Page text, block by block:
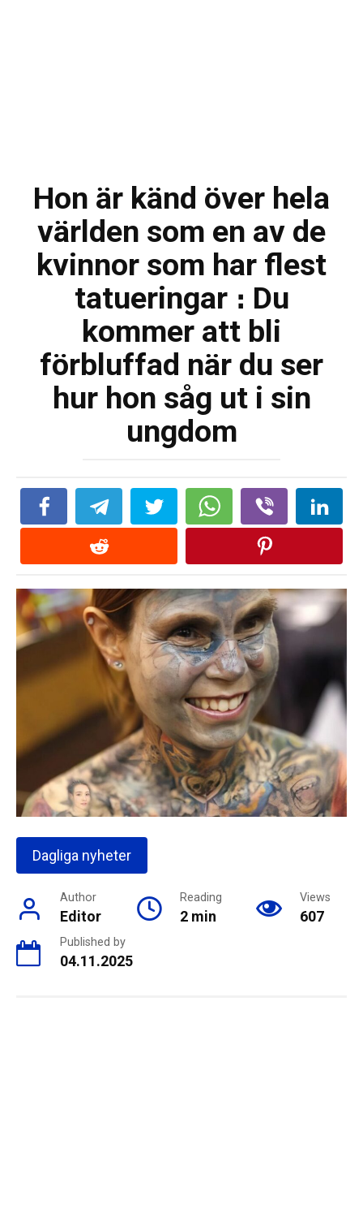
Hon är känd över hela
världen som en av de
kvinnor som har flest
tatueringar ։ Du
kommer att bli
förbluffad när du ser
hur hon såg ut i sin
ungdom
Dagliga nyheter
Author
Editor
Reading
2 min
Views
607
Published by
04.11.2025